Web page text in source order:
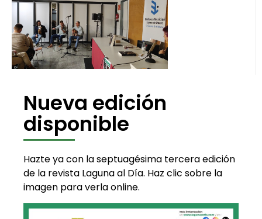
Nueva edición
disponible
Hazte ya con la septuagésima tercera edición
de la revista Laguna al Día. Haz clic sobre la
imagen para verla online.